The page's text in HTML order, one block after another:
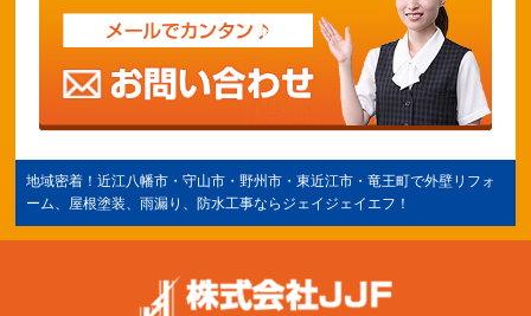
地域密着！近江八幡市 ・守山市・野州市・東近江市 ・竜王町で外壁リフォ
ーム、屋根塗装、雨漏り、防水工事ならジェイジェイエフ！